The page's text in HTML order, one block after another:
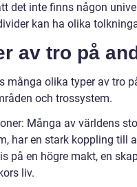
det inte finns någon
kan ha olika
av tro på
många olika typer av tro
och trossystem.
Många av världens
har en stark koppling till
på en högre makt, en
liv.